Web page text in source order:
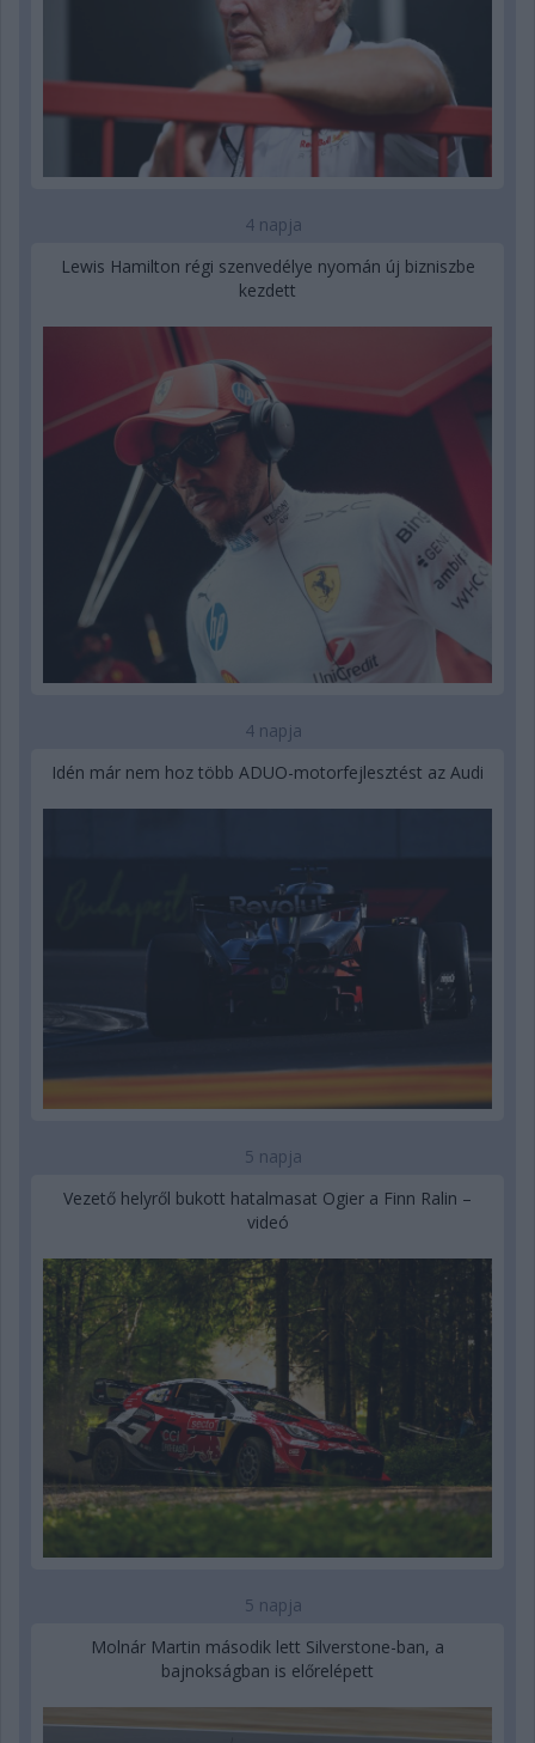
4 napja
Lewis Hamilton régi szenvedélye nyomán új bizniszbe
kezdett
4 napja
Idén már nem hoz több ADUO-motorfejlesztést az Audi
5 napja
Vezető helyről bukott hatalmasat Ogier a Finn Ralin –
videó
5 napja
Molnár Martin második lett Silverstone-ban, a
bajnokságban is előrelépett